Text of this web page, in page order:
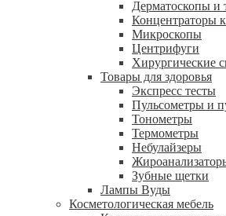
Дерматоскопы и
Концентраторы
Микроскопы
Центрифуги
Xирургические
Товары для здоровья
Экспресс тесты
Пульсометры и
Тонометры
Термометры
Небулайзеры
Зубные щетки
Лампы Вуды
Косметологическая мебель